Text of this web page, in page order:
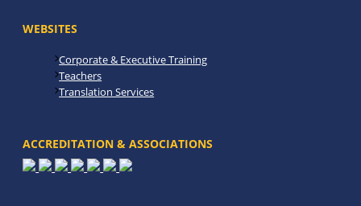
WEBSITES
Corporate & Executive Training
Teachers
Translation Services
ACCREDITATION & ASSOCIATIONS